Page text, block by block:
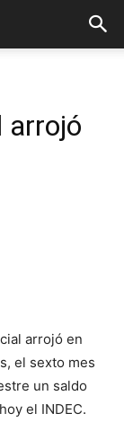
arrojó
arrojó en
el sexto mes
un saldo
el INDEC.